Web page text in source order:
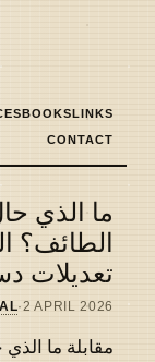
BOOKSLINKS
CONTACT
ما الذي
الطائف؟
تعديلات
2 APRIL 2026
·
مقابلة ما